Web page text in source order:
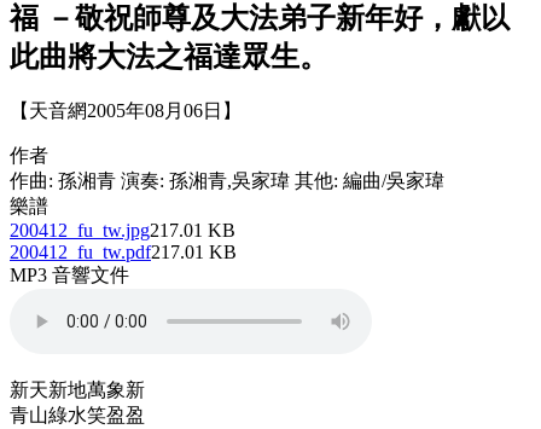
福 －敬祝師尊及大法弟子新年好，獻以
此曲將大法之福達眾生。
【天音網2005年08月06日】
作者
作曲: 孫湘青 演奏: 孫湘青,吳家瑋 其他: 編曲/吳家瑋
樂譜
200412_fu_tw.jpg217.01 KB
200412_fu_tw.pdf217.01 KB
MP3 音響文件
新天新地萬象新
青山綠水笑盈盈